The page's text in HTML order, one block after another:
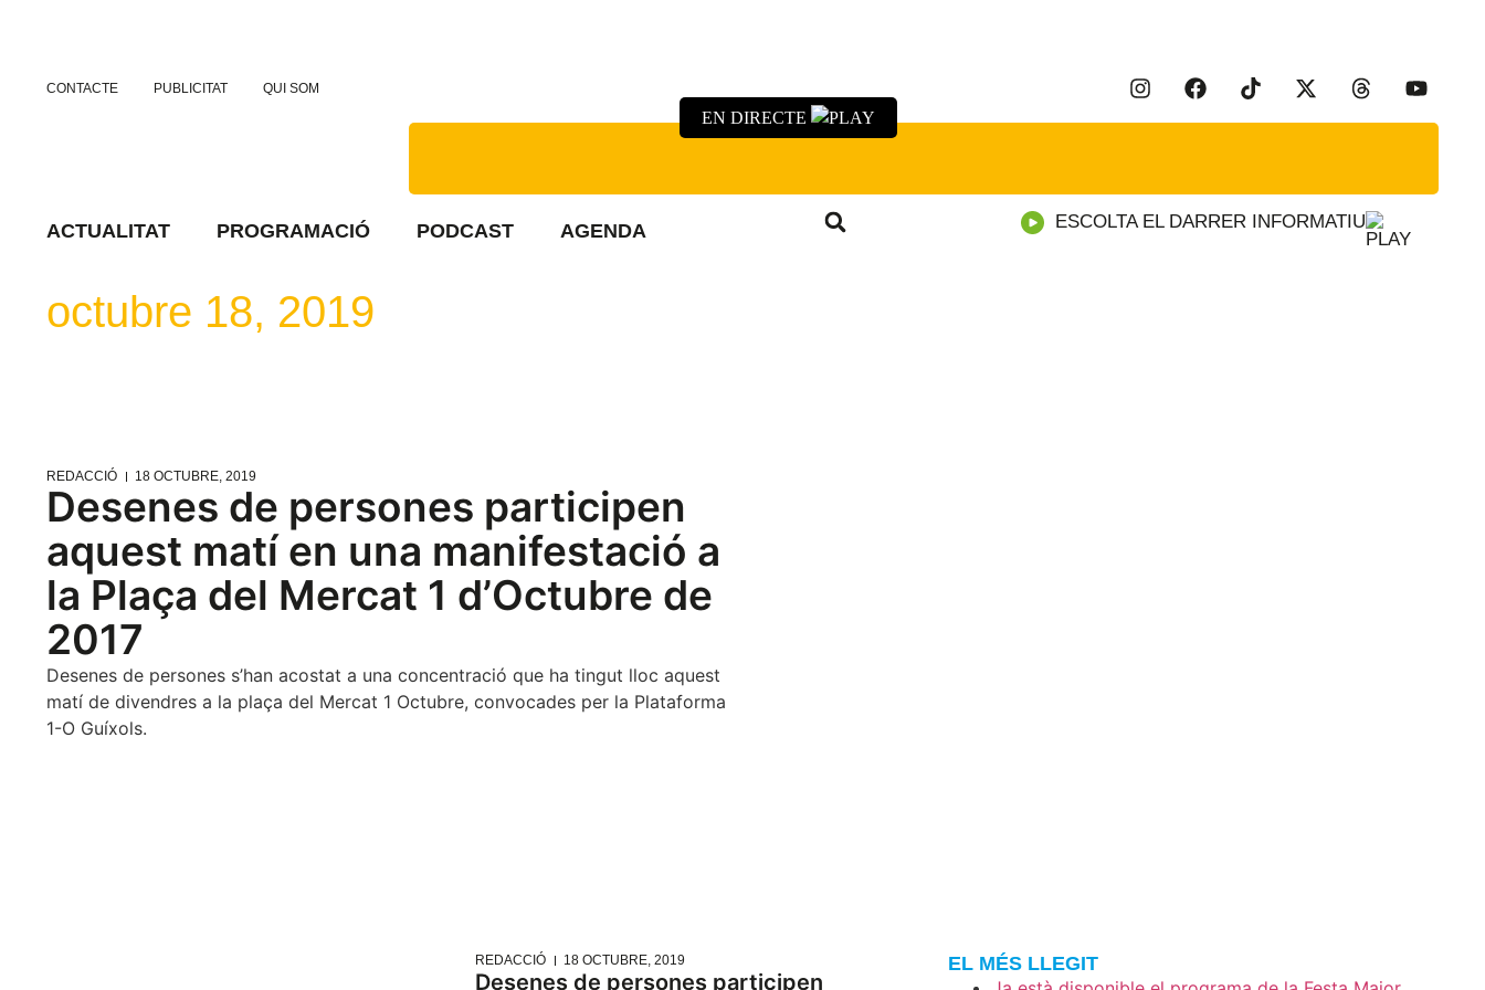
CONTACTE PUBLICITAT QUI SOM
EN DIRECTE
ACTUALITAT PROGRAMACIÓ PODCAST AGENDA ESCOLTA EL DARRER INFORMATIU
octubre 18, 2019
REDACCIÓ 18 OCTUBRE, 2019
Desenes de persones participen
aquest matí en una manifestació a
la Plaça del Mercat 1 d’Octubre de
2017
Desenes de persones s’han acostat a una concentració que ha tingut lloc aquest
matí de divendres a la plaça del Mercat 1 Octubre, convocades per la Plataforma
1-O Guíxols.
REDACCIÓ 18 OCTUBRE, 2019
Desenes de persones participen
EL MÉS LLEGIT